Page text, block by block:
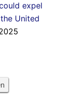
expel
United